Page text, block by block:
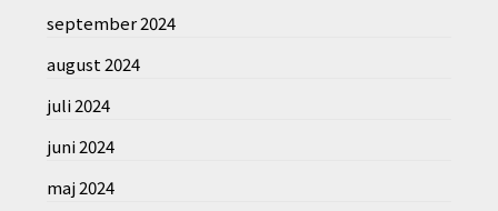
september 2024
august 2024
juli 2024
juni 2024
maj 2024